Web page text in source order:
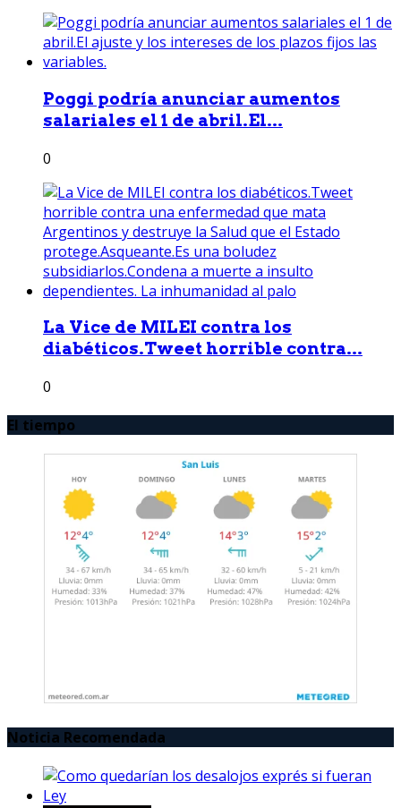
Poggi podría anunciar aumentos
salariales el 1 de abril.El...
0
La Vice de MILEI contra los
diabéticos.Tweet horrible contra...
0
El tiempo
Noticia Recomendada